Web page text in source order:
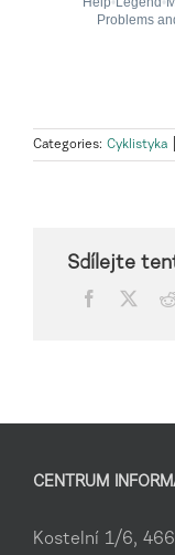
Categories: Cyklistyka
Sdílejte
Facebook
CENTRUM
Kostelní 1/6,